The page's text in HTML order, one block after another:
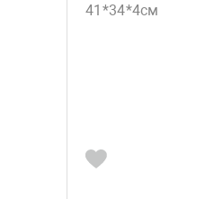
41*34*4см